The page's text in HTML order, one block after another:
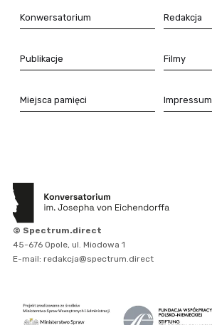
Konwersatorium Redakcja
Publikacje Filmy
Miejsca pamięci Impressum
© Spectrum.direct
45-676 Opole, ul. Miodowa 1
E-mail: redakcja@spectrum.direct